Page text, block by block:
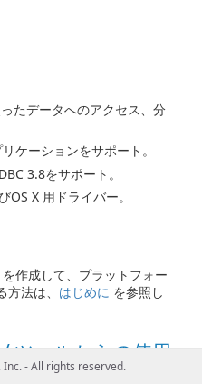
たデータへのアクセス、分
ケーションをサポート。
3.8をサポート。
X 用ドライバー。
作成して、プラットフォー
法は、 はじめに を参照し
ツールからの使用
- All rights reserved.